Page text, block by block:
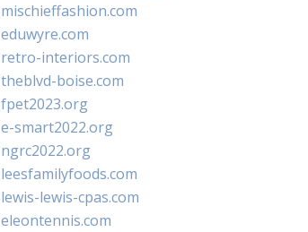
mischieffashion.com
eduwyre.com
retro-interiors.com
theblvd-boise.com
fpet2023.org
e-smart2022.org
ngrc2022.org
leesfamilyfoods.com
lewis-lewis-cpas.com
eleontennis.com